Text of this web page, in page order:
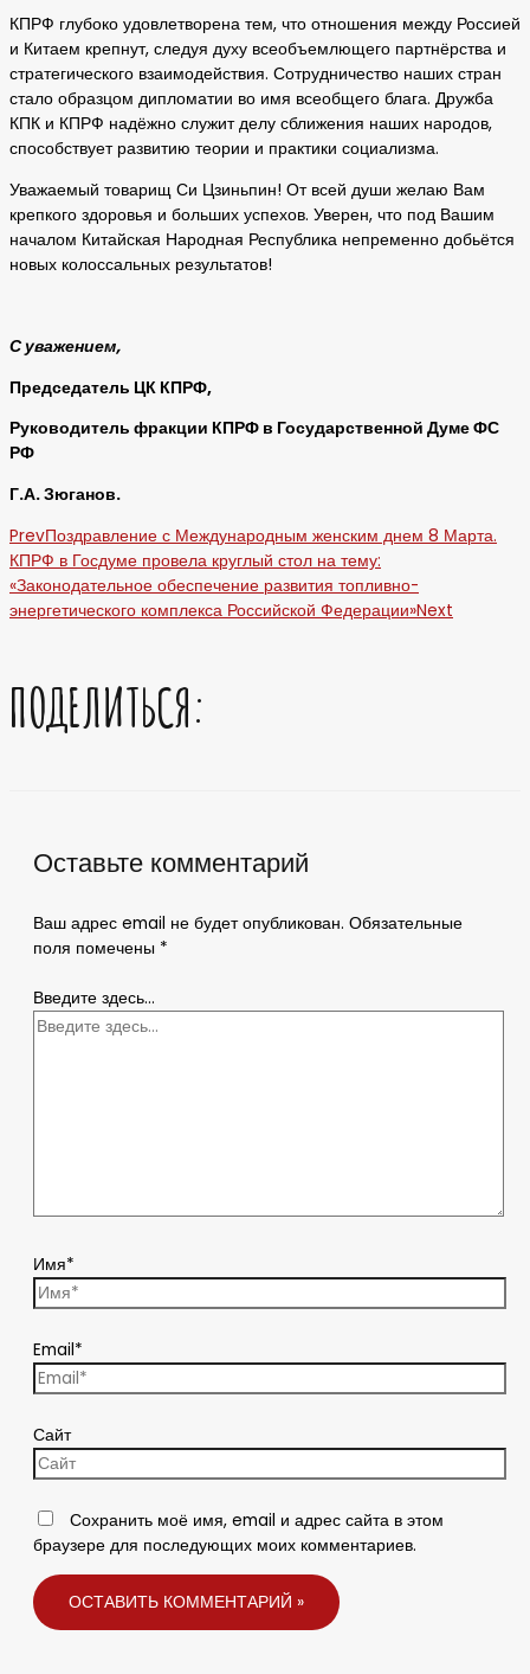
КПРФ глубоко удовлетворена тем, что отношения между Россией
и Китаем крепнут, следуя духу всеобъемлющего партнёрства и
стратегического взаимодействия. Сотрудничество наших стран
стало образцом дипломатии во имя всеобщего блага. Дружба
КПК и КПРФ надёжно служит делу сближения наших народов,
способствует развитию теории и практики социализма.
Уважаемый товарищ Си Цзиньпин! От всей души желаю Вам
крепкого здоровья и больших успехов. Уверен, что под Вашим
началом Китайская Народная Республика непременно добьётся
новых колоссальных результатов!
С уважением,
Председатель ЦК КПРФ,
Руководитель фракции КПРФ в Государственной Думе ФС
РФ
Г.А. Зюганов.
PrevПоздравление с Международным женским днем 8 Марта.
КПРФ в Госдуме провела круглый стол на тему:
«Законодательное обеспечение развития топливно-
энергетического комплекса Российской Федерации»Next
ПОДЕЛИТЬСЯ:
Оставьте комментарий
Ваш адрес email не будет опубликован. Обязательные
поля помечены *
Введите здесь...
Имя*
Email*
Сайт
Сохранить моё имя, email и адрес сайта в этом
браузере для последующих моих комментариев.